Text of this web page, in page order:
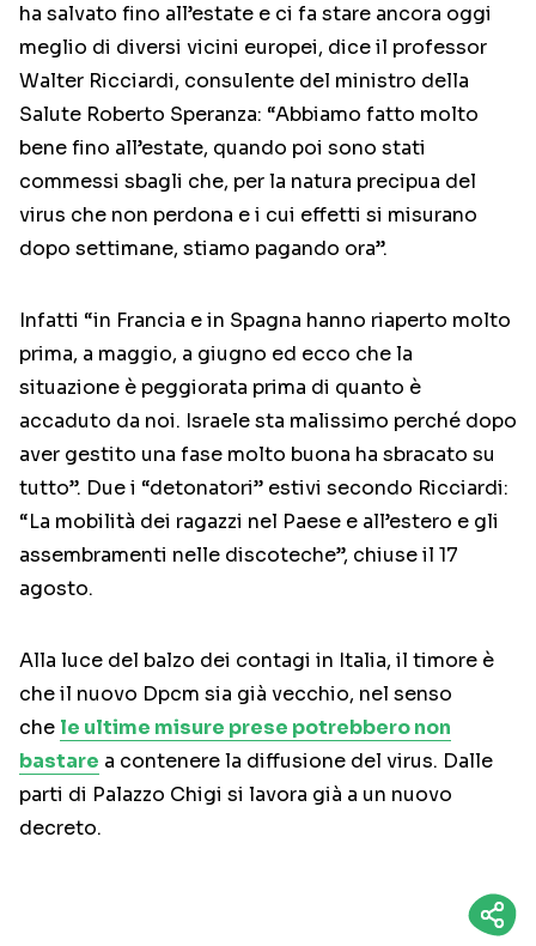
ha salvato fino all’estate e ci fa stare ancora oggi
meglio di diversi vicini europei, dice il professor
Walter Ricciardi, consulente del ministro della
Salute Roberto Speranza: “Abbiamo fatto molto
bene fino all’estate, quando poi sono stati
commessi sbagli che, per la natura precipua del
virus che non perdona e i cui effetti si misurano
dopo settimane, stiamo pagando ora”.
Infatti “in Francia e in Spagna hanno riaperto molto
prima, a maggio, a giugno ed ecco che la
situazione è peggiorata prima di quanto è
accaduto da noi. Israele sta malissimo perché dopo
aver gestito una fase molto buona ha sbracato su
tutto”. Due i “detonatori” estivi secondo Ricciardi:
“La mobilità dei ragazzi nel Paese e all’estero e gli
assembramenti nelle discoteche”, chiuse il 17
agosto.
Alla luce del balzo dei contagi in Italia, il timore è
che il nuovo Dpcm sia già vecchio, nel senso
che le ultime misure prese potrebbero non
bastare a contenere la diffusione del virus. Dalle
parti di Palazzo Chigi si lavora già a un nuovo
decreto.